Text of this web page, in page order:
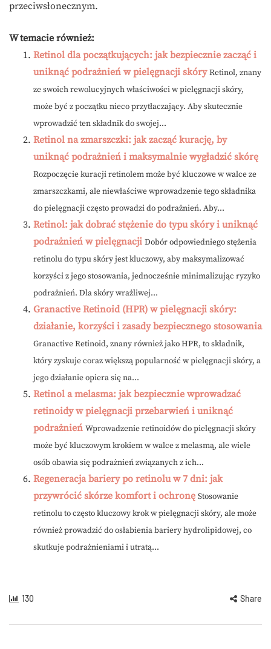
przeciwsłonecznym.
W temacie również:
Retinol dla początkujących: jak bezpiecznie zacząć i
uniknąć podrażnień w pielęgnacji skóry Retinol, znany
ze swoich rewolucyjnych właściwości w pielęgnacji skóry,
może być z początku nieco przytłaczający. Aby skutecznie
wprowadzić ten składnik do swojej...
Retinol na zmarszczki: jak zacząć kurację, by
uniknąć podrażnień i maksymalnie wygładzić skórę
Rozpoczęcie kuracji retinolem może być kluczowe w walce ze
zmarszczkami, ale niewłaściwe wprowadzenie tego składnika
do pielęgnacji często prowadzi do podrażnień. Aby...
Retinol: jak dobrać stężenie do typu skóry i uniknąć
podrażnień w pielęgnacji Dobór odpowiedniego stężenia
retinolu do typu skóry jest kluczowy, aby maksymalizować
korzyści z jego stosowania, jednocześnie minimalizując ryzyko
podrażnień. Dla skóry wrażliwej...
Granactive Retinoid (HPR) w pielęgnacji skóry:
działanie, korzyści i zasady bezpiecznego stosowania
Granactive Retinoid, znany również jako HPR, to składnik,
który zyskuje coraz większą popularność w pielęgnacji skóry, a
jego działanie opiera się na...
Retinol a melasma: jak bezpiecznie wprowadzać
retinoidy w pielęgnacji przebarwień i uniknąć
podrażnień Wprowadzenie retinoidów do pielęgnacji skóry
może być kluczowym krokiem w walce z melasmą, ale wiele
osób obawia się podrażnień związanych z ich...
Regeneracja bariery po retinolu w 7 dni: jak
przywrócić skórze komfort i ochronę Stosowanie
retinolu to często kluczowy krok w pielęgnacji skóry, ale może
również prowadzić do osłabienia bariery hydrolipidowej, co
skutkuje podrażnieniami i utratą...
130 Share